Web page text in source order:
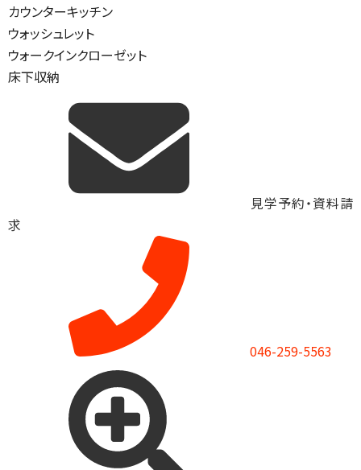
カウンターキッチン
ウォッシュレット
ウォークインクローゼット
床下収納
見学予約・資料請
求
046-259-5563